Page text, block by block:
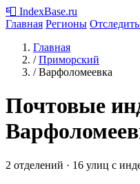
📮 IndexBase.ru
Главная Регионы
Главная
/ Приморский
/ Варфоломеевка
Почтовые
2 отделений · 16 улиц с